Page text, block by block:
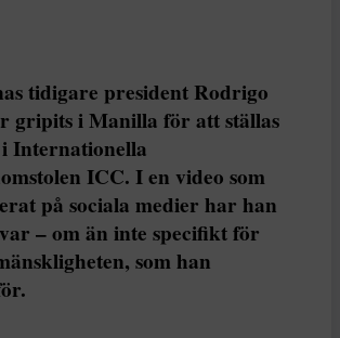
tidigare president Rodrigo
gripits i Manilla för att ställas
Internationella
ICC. I en video som
på sociala medier har han
– om än inte specifikt för
som han